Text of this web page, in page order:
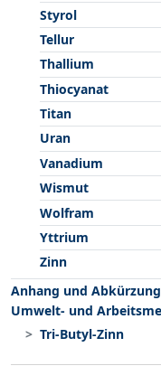
Styrol
Tellur
Thallium
Thiocyanat
Titan
Uran
Vanadium
Wismut
Wolfram
Yttrium
Zinn
Anhang und
Umwelt- und
Tri-Butyl-Zinn